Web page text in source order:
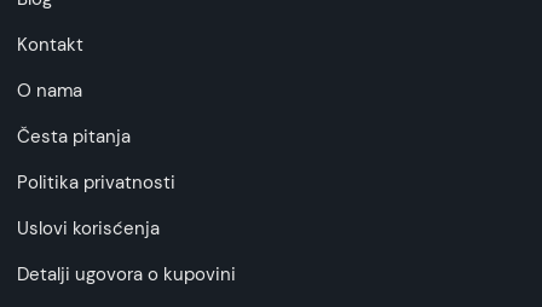
Kontakt
O nama
Česta pitanja
Politika privatnosti
Uslovi korisćenja
Detalji ugovora o kupovini